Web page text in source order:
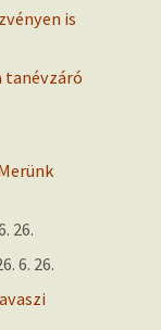
is
tanévzáró
26.
6. 26.